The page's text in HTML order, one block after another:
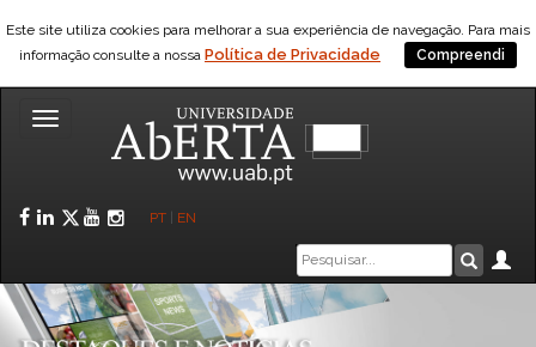
Este site utiliza cookies para melhorar a sua experiência de navegação. Para mais
informação consulte a nossa Política de Privacidade Compreendi
Toggle
Facebook
LinkedIn
Twitter
YouTube
Instagram
PT EN
Caixa
de
pesquisa